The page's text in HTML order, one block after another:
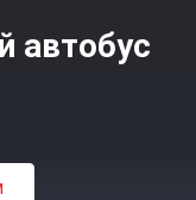
автобус